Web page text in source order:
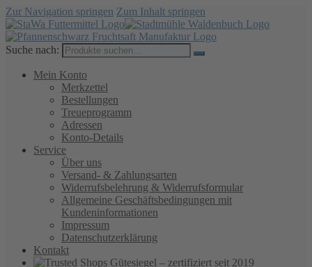
Zur Navigation springen Zum Inhalt springen
Suche nach:
Mein Konto
Merkzettel
Bestellungen
Treueprogramm
Adressen
Konto-Details
Service
Über uns
Versand- & Zahlungsarten
Widerrufsbelehrung & Widerrufsformular
Allgemeine Geschäftsbedingungen mit
Kundeninformationen
Impressum
Datenschutzerklärung
Kontakt